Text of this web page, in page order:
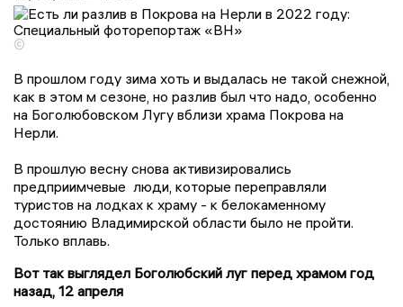
©
В прошлом году зима хоть и выдалась не такой снежной,
как в этом м сезоне, но разлив был что надо, особенно
на Боголюбовском Лугу вблизи храма Покрова на
Нерли.
В прошлую весну снова активизировались
предприимчевые люди, которые переправляли
туристов на лодках к храму - к белокаменному
достоянию Владимирской области было не пройти.
Только вплавь.
Вот так выглядел Боголюбский луг перед храмом год
назад, 12 апреля